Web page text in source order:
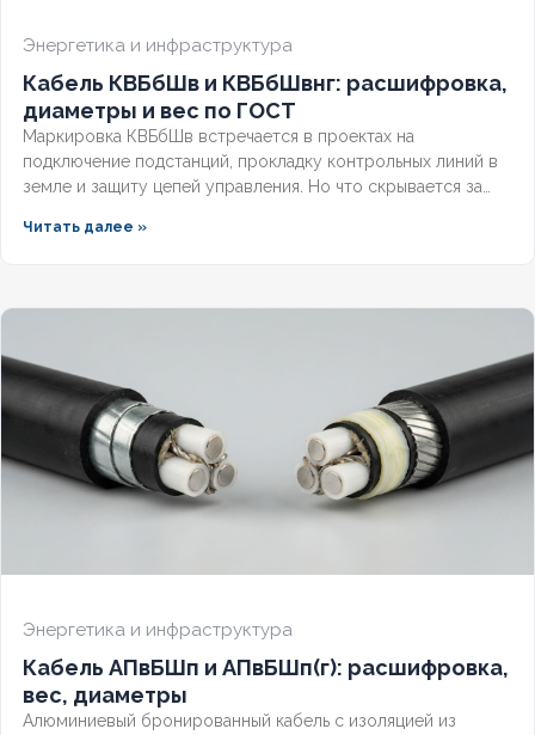
КОЛИЧЕСТВО ЖИЛ 4
Энергетика и инфраструктура
Кабель КВБбШв и КВБбШвнг: расшифровка,
диаметры и вес по ГОСТ
Маркировка КВБбШв встречается в проектах на
подключение подстанций, прокладку контрольных линий в
земле и защиту цепей управления. Но что скрывается за
чем версия с индексом нг отличается от базовой?
бронированного контрольного кабеля.
Читать далее »
Энергетика и инфраструктура
Кабель АПвБШп и АПвБШп(г): расшифровка,
вес, диаметры
Алюминиевый бронированный кабель с изоляцией из